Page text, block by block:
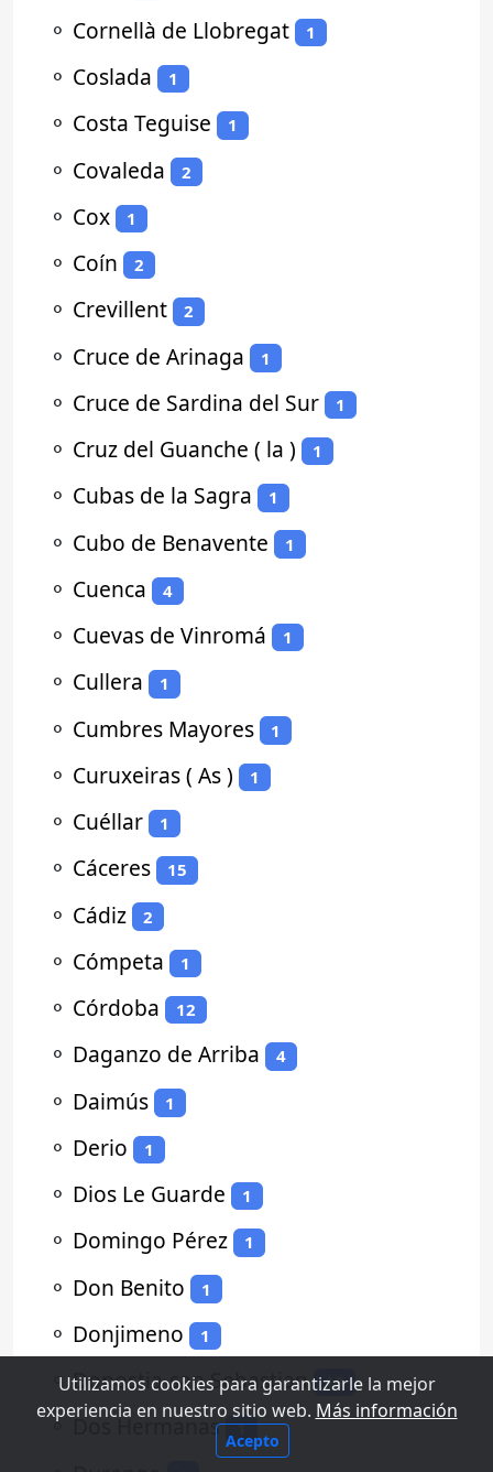
⚬ Cornellà de Llobregat 1
⚬ Coslada 1
⚬ Costa Teguise 1
⚬ Covaleda 2
⚬ Cox 1
⚬ Coín 2
⚬ Crevillent 2
⚬ Cruce de Arinaga 1
⚬ Cruce de Sardina del Sur 1
⚬ Cruz del Guanche ( la ) 1
⚬ Cubas de la Sagra 1
⚬ Cubo de Benavente 1
⚬ Cuenca 4
⚬ Cuevas de Vinromá 1
⚬ Cullera 1
⚬ Cumbres Mayores 1
⚬ Curuxeiras ( As ) 1
⚬ Cuéllar 1
⚬ Cáceres 15
⚬ Cádiz 2
⚬ Cómpeta 1
⚬ Córdoba 12
⚬ Daganzo de Arriba 4
⚬ Daimús 1
⚬ Derio 1
⚬ Dios Le Guarde 1
⚬ Domingo Pérez 1
⚬ Don Benito 1
⚬ Donjimeno 1
⚬Donostia-san Sebastian 13
⚬Dos Hermanas 1
Utilizamos cookies para garantizarle la mejor
experiencia en nuestro sitio web. Más información
Acepto